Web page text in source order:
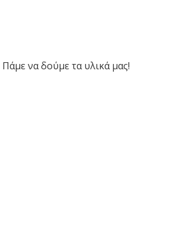
να δούμε τα υλικά μας!